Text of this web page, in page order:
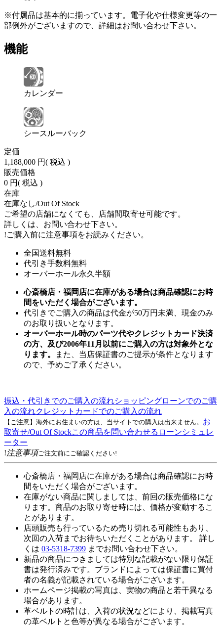
※付属品は基本的に揃っています。電子化や仕様変更等の一
部例外がございますので、詳細はお問い合わせ下さい。
機能
カレンダー
シースルーバック
定価
1,188,000 円( 税込 )
販売価格
0 円( 税込 )
在庫
在庫なし/Out Of Stock
ご希望の店舗になくても、店舗間取寄せ可能です。
詳しくは、お問い合わせ下さい。
!ご購入前に注意事項をお読みください。
全国送料無料
代引き手数料無料
オーバーホール永久半額
心斎橋店・福岡店に在庫がある場合は商品確認にお時
間をいただく場合がございます。
代引きでご購入の商品は代金が50万円未満、現金のみ
のお取り扱いとなります。
オーバーホール時のパーツ代やクレジットカード決済
の方、及び2006年11月以前にご購入の方は対象外とな
ります。
また、当店保証書のご提示が条件となります
ので、予めご了承ください。
振込・代引きでのご購入の流れショッピングローンでのご購
入の流れクレジットカードでのご購入の流れ
【ご注意】海外にお住まいの方は、当サイトでの購入は出来ません。 お
取寄せ/Out Of Stockこの商品を問い合わせる ローンシミュレ
ーター
!注意事項ご注文前にご確認ください!
心斎橋店・福岡店に在庫がある場合は商品確認にお時
間をいただく場合がございます。
在庫がない商品に関しましては、前回の販売価格にな
ります。商品のお取り寄せ時には、価格が変動するこ
とがあります。
店頭販売も行っているため売り切れる可能性もあり、
次回の入荷までお待ちいただくことがあります。 詳し
くは 03-5318-7399 までお問い合わせ下さい。
新品の商品につきましては特別な記載がない限り保証
書は発行済みです。ブランドによっては保証書に買付
者の名義が記載されている場合がございます。
ホームページ掲載の写真は、実物の商品と若干異なる
場合があります。
革ベルトの時計は、入荷の状況などにより、掲載写真
の革ベルトと色等が異なる場合がございます。